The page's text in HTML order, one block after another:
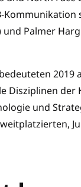
Palmer
2019
Disziplinen
und